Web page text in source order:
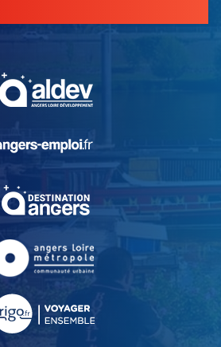
, Ouvre une nouvelle
, Ouvre une nouvelle